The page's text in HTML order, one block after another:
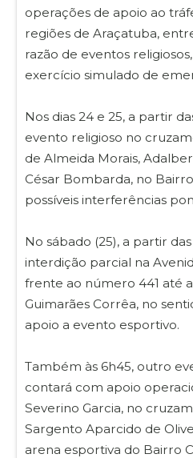
operações de apoio ao
regiões de Araçatuba,
razão de eventos
exercício simulado de
Nos dias 24 e 25, a partir
evento religioso no
de Almeida Morais,
César Bombarda, no
possíveis interferências
No sábado (25), a partir
interdição parcial na
frente ao número 441 até
Guimarães Corrêa, no
apoio a evento esportivo.
Também às 6h45, outro
contará com apoio
Severino Garcia, no
Sargento Aparcido de
arena esportiva do Bairro